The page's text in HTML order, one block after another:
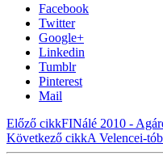
Facebook
Twitter
Google+
Linkedin
Tumblr
Pinterest
Mail
Előző cikkFINálé 2010 -
Következő cikkA Velencei-